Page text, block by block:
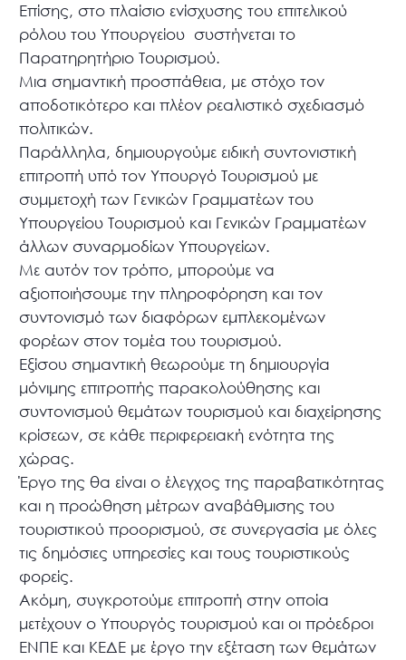
Επίσης, στο πλαίσιο ενίσχυσης του επιτελικού
ρόλου του Υπουργείου συστήνεται το
Παρατηρητήριο Τουρισμού.
Μια σημαντική προσπάθεια, με στόχο τον
αποδοτικότερο και πλέον ρεαλιστικό σχεδιασμό
πολιτικών.
Παράλληλα, δημιουργούμε ειδική συντονιστική
επιτροπή υπό τον Υπουργό Τουρισμού με
συμμετοχή των Γενικών Γραμματέων του
Υπουργείου Τουρισμού και Γενικών Γραμματέων
άλλων συναρμοδίων Υπουργείων.
Με αυτόν τον τρόπο, μπορούμε να
αξιοποιήσουμε την πληροφόρηση και τον
συντονισμό των διαφόρων εμπλεκομένων
φορέων στον τομέα του τουρισμού.
Εξίσου σημαντική θεωρούμε τη δημιουργία
μόνιμης επιτροπής παρακολούθησης και
συντονισμού θεμάτων τουρισμού και διαχείρησης
κρίσεων, σε κάθε περιφερειακή ενότητα της
χώρας.
Έργο της θα είναι ο έλεγχος της παραβατικότητας
και η προώθηση μέτρων αναβάθμισης του
τουριστικού προορισμού, σε συνεργασία με όλες
τις δημόσιες υπηρεσίες και τους τουριστικούς
φορείς.
Ακόμη, συγκροτούμε επιτροπή στην οποία
μετέχουν ο Υπουργός τουρισμού και οι πρόεδροι
ΕΝΠΕ και ΚΕΔΕ με έργο την εξέταση των θεμάτων